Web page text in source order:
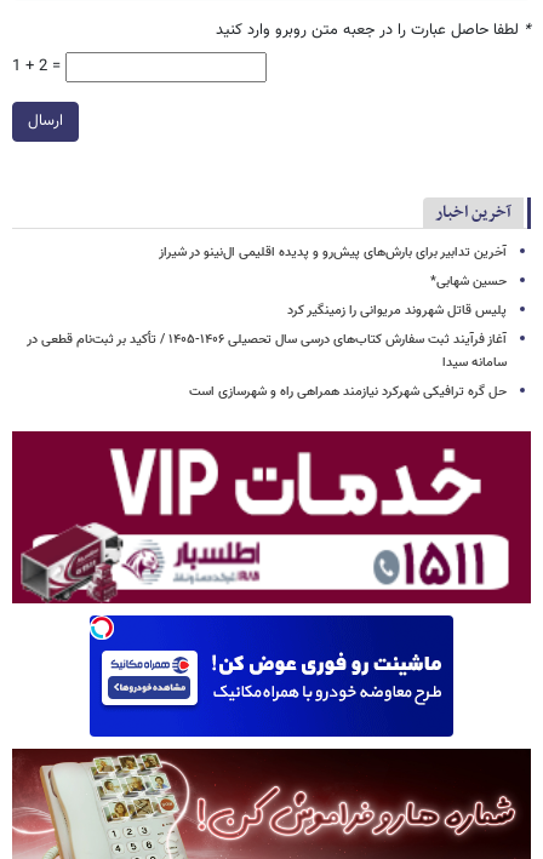
* لطفا حاصل عبارت را در جعبه متن روبرو وارد کنید
1 + 2 =
ارسال
آخرین اخبار
آخرین تدابیر برای بارش‌های پیش‌رو و پدیده اقلیمی ال‌نینو در شیراز
حسین شهابی*
پلیس قاتل شهروند مریوانی را زمینگیر کرد
آغاز فرآیند ثبت سفارش کتاب‌های درسی سال تحصیلی ۱۴۰۶-۱۴۰۵ / تأکید بر ثبت‌نام قطعی در
سامانه سیدا
حل گره ترافیکی شهرکرد نیازمند همراهی راه و شهرسازی است